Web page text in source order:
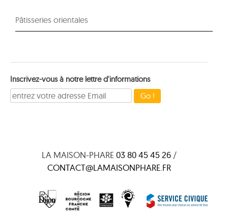
Pâtisseries orientales
Inscrivez-vous à notre lettre d'informations
LA MAISON-PHARE 03 80 45 45 26 /
CONTACT@LAMAISONPHARE.FR